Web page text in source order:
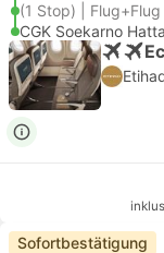
(1 Stop) | Flug+Flug
CGK Soekarno
Sofortbestätigung